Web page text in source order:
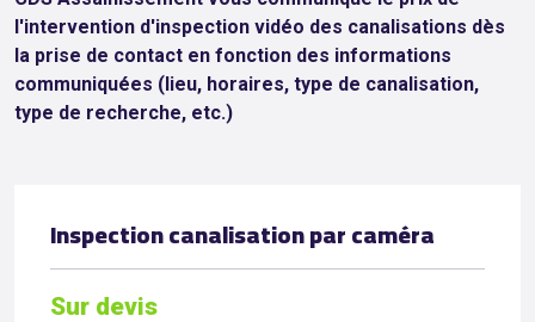
l'intervention d'inspection vidéo des canalisations dès
la prise de contact en fonction des informations
communiquées (lieu, horaires, type de canalisation,
type de recherche, etc.)
Inspection canalisation par caméra
Sur devis